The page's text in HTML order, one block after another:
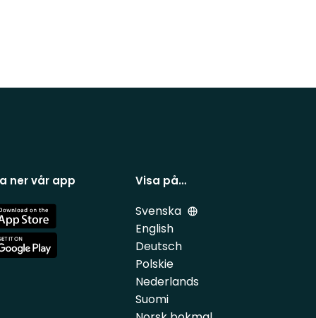
ner vår app Visa på…
Svenska
English
Deutsch
Polskie
Nederlands
Suomi